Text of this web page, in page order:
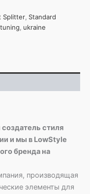
Splitter, Standard
tuning, ukraine
стиля
и мы в LowStyle
бренда на
производящая
элементы для